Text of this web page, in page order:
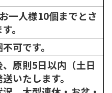
一人様10個までとさ
。
可です。
原則5日以内（土日
いたします。